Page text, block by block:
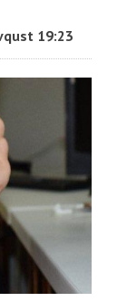
19:23